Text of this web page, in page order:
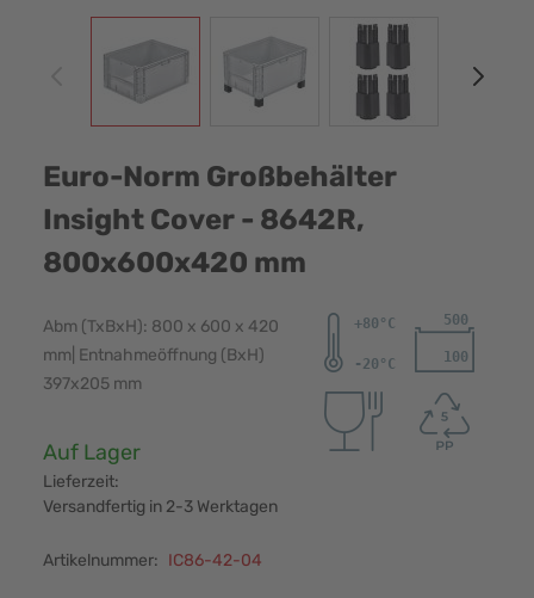
View larger imageView larger image
Euro-Norm Großbehälter
Insight Cover - 8642R,
800x600x420 mm
Abm (TxBxH): 800 x 600 x 420
mm| Entnahmeöffnung (BxH)
397x205 mm
Verfügbarkeit:
Auf Lager
Lieferzeit:
Versandfertig in 2-3 Werktagen
Artikelnummer: IC86-42-04